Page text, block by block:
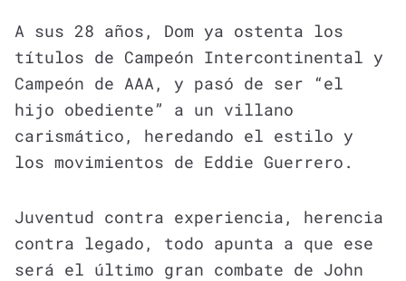
A sus 28 años, Dom ya ostenta los
títulos de Campeón Intercontinental y
Campeón de AAA, y pasó de ser “el
hijo obediente” a un villano
carismático, heredando el estilo y
los movimientos de Eddie Guerrero.
Juventud contra experiencia, herencia
contra legado, todo apunta a que ese
será el último gran combate de John